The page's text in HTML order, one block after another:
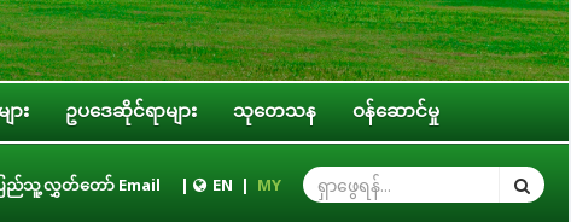
ား ဥပဒေဆိုင်ရာများ သုတေသန ဝန်ဆောင်မှု
ထောင်စုအဆင့် အဖွဲ့အစည်းများ၊ ဝန်ကြီးဌာနများ၊ တိုင်းဒေသကြီး/ပြည်နယ် အ
ြည်သူ့လွှတ်တော် Email | EN | MY